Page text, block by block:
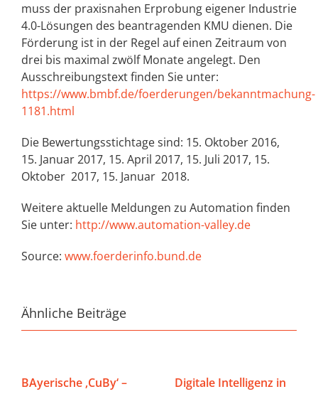
muss der praxisnahen Erprobung eigener Industrie
4.0-Lösungen des beantragenden KMU dienen. Die
Förderung ist in der Regel auf einen Zeitraum von
drei bis maximal zwölf Monate angelegt. Den
Ausschreibungstext finden Sie unter:
https://www.bmbf.de/foerderungen/bekanntmachung-
1181.html
Die Bewertungsstichtage sind: 15. Oktober 2016,
15. Januar 2017, 15. April 2017, 15. Juli 2017, 15.
Oktober 2017, 15. Januar 2018.
Weitere aktuelle Meldungen zu Automation finden
Sie unter: http://www.automation-valley.de
Source: www.foerderinfo.bund.de
Ähnliche Beiträge
BAyerische ‚CuBy‘ –
Digitale Intelligenz in